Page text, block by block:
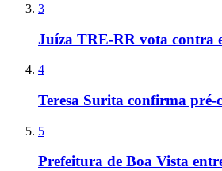
3
Juíza TRE-RR vota contra
4
Teresa Surita confirma
5
Prefeitura de Boa Vista